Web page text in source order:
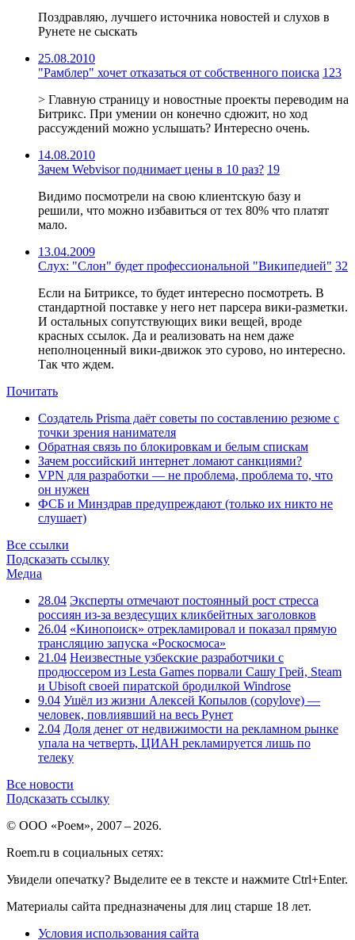
Поздравляю, лучшего источника новостей и слухов в
Рунете не сыскать
25.08.2010
"Рамблер" хочет отказаться от собственного поиска 123
> Главную страницу и новостные проекты переводим на
Битрикс. При умении он конечно сдюжит, но ход
рассуждений можно услышать? Интересно очень.
14.08.2010
Зачем Webvisor поднимает цены в 10 раз? 19
Видимо посмотрели на свою клиентскую базу и
решили, что можно избавиться от тех 80% что платят
мало.
13.04.2009
Слух: "Слон" будет профессиональной "Википедией" 32
Если на Битриксе, то будет интересно посмотреть. В
стандартной поставке у него нет парсера вики-разметки.
И остальных сопутствующих вики вещей, вроде
красных ссылок. Да и реализовать на нем даже
неполноценный вики-движок это сурово, но интересно.
Так что ждем.
Почитать
Создатель Prisma даёт советы по составлению резюме с
точки зрения нанимателя
Обратная связь по блокировкам и белым спискам
Зачем российский интернет ломают санкциями?
VPN для разработки — не проблема, проблема то, что
он нужен
ФСБ и Минздрав предупреждают (только их никто не
слушает)
Все ссылки
Подсказать ссылку
Медиа
28.04 Эксперты отмечают постоянный рост стресса
россиян из-за вездесущих кликбейтных заголовков
26.04 «Кинопоиск» отрекламировал и показал прямую
трансляцию запуска «Роскосмоса»
21.04 Неизвестные узбекские разработчики с
продюссером из Lesta Games порвали Сашу Грей, Steam
и Ubisoft своей пиратской бродилкой Windrose
9.04 Ушёл из жизни Алексей Копылов (copylove) —
человек, повлиявший на весь Рунет
2.04 Доля денег от недвижимости на рекламном рынке
упала на четверть, ЦИАН рекламируется лишь по
телеку
Все новости
Подсказать ссылку
© ООО «Роем», 2007 – 2026.
Roem.ru в социальных сетях:
Увидели опечатку? Выделите ее в тексте и нажмите Ctrl+Enter.
Материалы сайта предназначены для лиц старше 18 лет.
Условия использования сайта